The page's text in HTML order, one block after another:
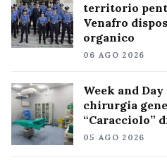
territorio
Venafro
organico
06 AGO 2026
Week and
chirurgia
“Caracciolo”
05 AGO 2026